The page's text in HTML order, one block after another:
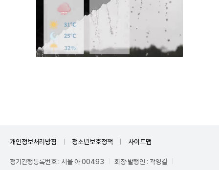
개인정보처리방침 청소년보호정책 사이트맵
정기간행등록번호 : 서울 아 00493
회장·발행인 : 곽영길